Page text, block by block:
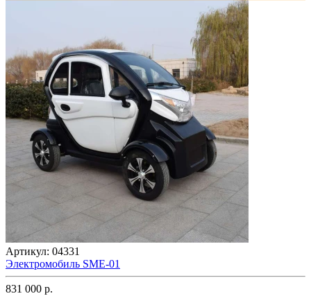
Артикул: 04331
Электромобиль SME-01
831 000 р.